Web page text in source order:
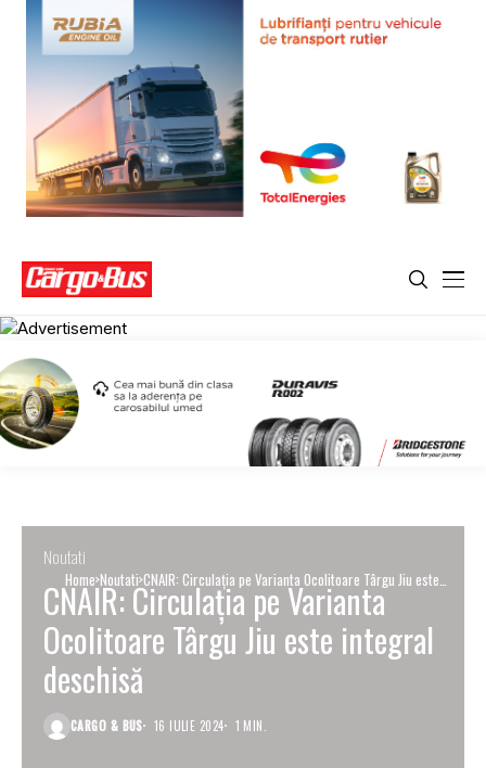
Home Noutati CNAIR: Circulația pe Varianta Ocolitoare Târgu Jiu este
integral deschisă
Noutati
CNAIR: Circulația pe Varianta
Ocolitoare Târgu Jiu este integral
deschisă
CARGO & BUS 16 IULIE 2024 1 MIN.